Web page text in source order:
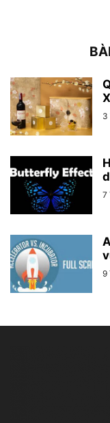
3
7
9